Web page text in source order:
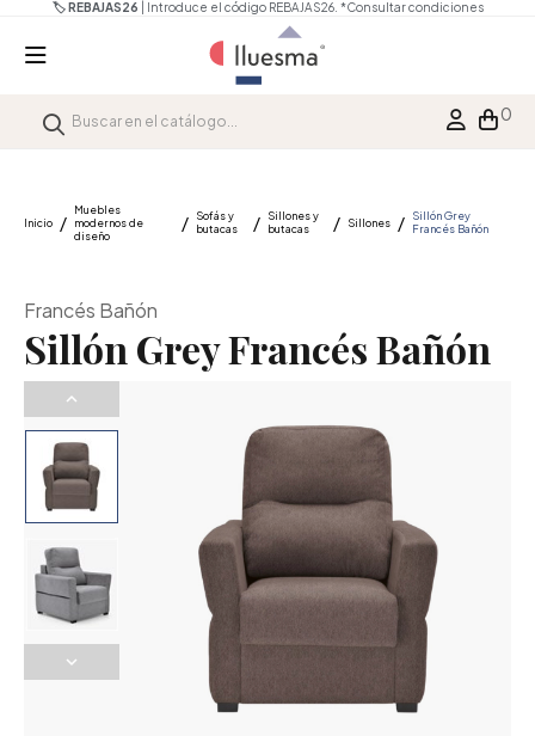
🏷️ REBAJAS26 | Introduce el código REBAJAS26. *Consultar condiciones
0
Inicio
Muebles
modernos de
diseño
Sofás y
butacas
Sillones y
butacas
Sillones
Sillón Grey
Francés Bañón
Francés Bañón
Sillón Grey Francés Bañón